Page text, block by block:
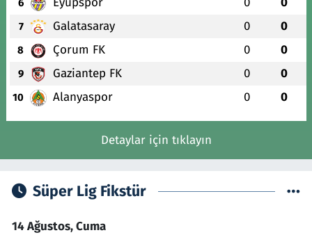
6
7 Galatasaray 0 0
8 Çorum FK 0 0
9 Gaziantep FK 0 0
10 Alanyaspor 0 0
Detaylar için tıklayın
Süper Lig Fikstür
14 Ağustos, Cuma